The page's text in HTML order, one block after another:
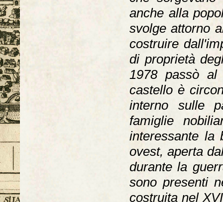
anche alla
svolge attorno
costruire
di proprietà
1978 passò al
castello è
interno sulle
famiglie
interessante la
ovest, aperta
durante la
sono presenti
costruita nel